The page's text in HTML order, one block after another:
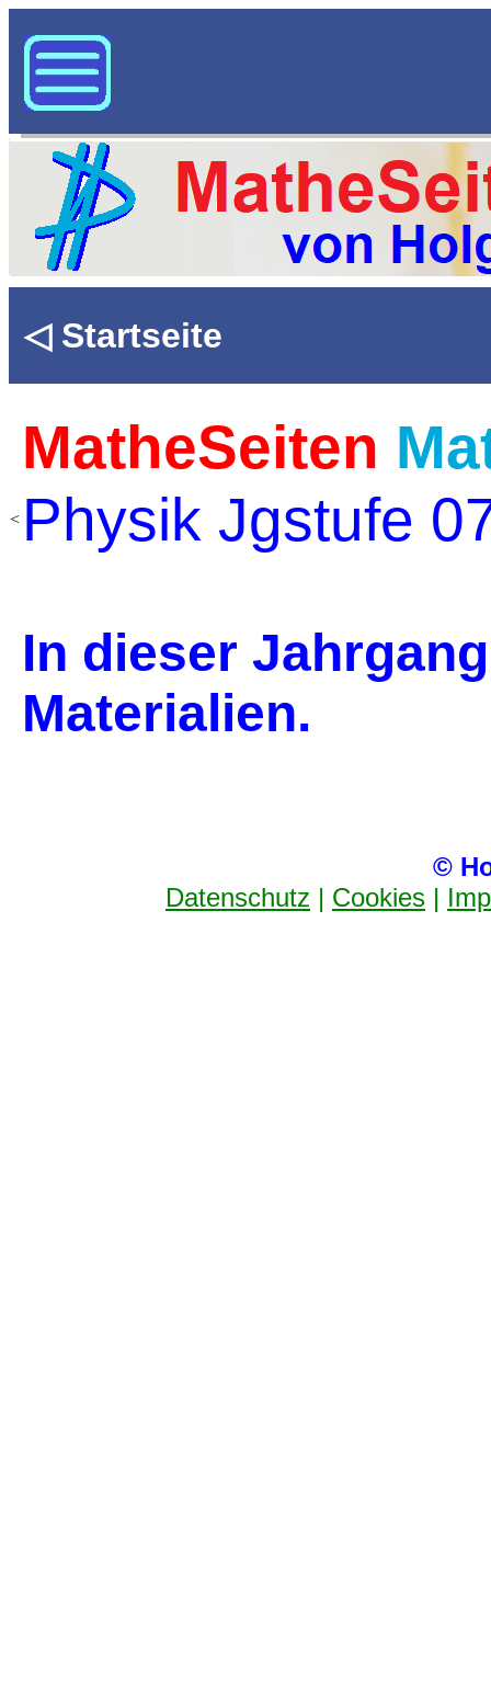
◁ Startseite
MatheSeiten
< Physik Jgstufe
In dieser
Materialien.
©
Datenschutz | Cookies |